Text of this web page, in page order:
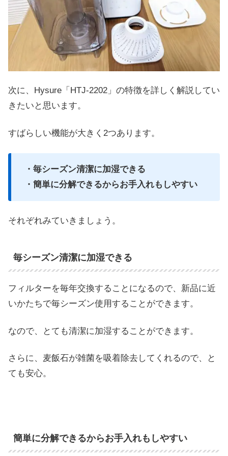
次に、Hysure「HTJ-2202」の特徴を詳しく解説してい
きたいと思います。
すばらしい機能が大きく2つあります。
・毎シーズン清潔に加湿できる
・簡単に分解できるからお手入れもしやすい
それぞれみていきましょう。
毎シーズン清潔に加湿できる
フィルターを毎年交換することになるので、新品に近
いかたちで毎シーズン使用することができます。
なので、とても清潔に加湿することができます。
さらに、麦飯石が雑菌を吸着除去してくれるので、と
ても安心。
簡単に分解できるからお手入れもしやすい